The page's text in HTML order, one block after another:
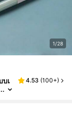
1/28
บเ
4.53 (100+)